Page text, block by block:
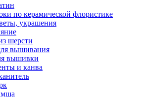
по керамической флористике
украшения
шерсти
вышивания
вышивки
и канва